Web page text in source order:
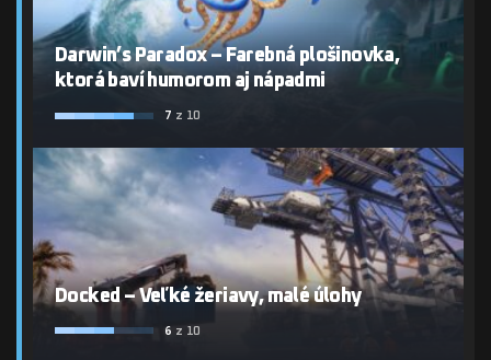
Darwin’s Paradox – Farebná plošinovka,
ktorá baví humorom aj nápadmi
7 z 10
Docked – Veľké žeriavy, malé úlohy
6 z 10